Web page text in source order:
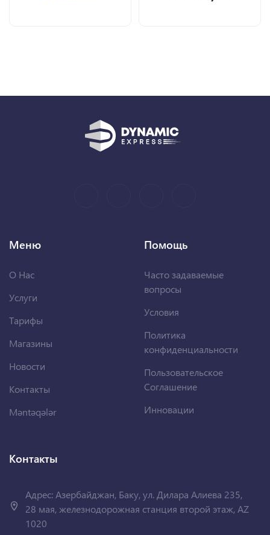
Меню
О Нас
Услуги
Тарифы
Магазины
Новости
Контакты
Məntəqələr
Помощь
Часто задаваемые
вопросы
Условия
Политика
конфиденциальности
Пользовательское
Соглашение
Инновации
Контакты
Адрес: Азербайджан, Баку, ул. Дилара Алиева 235,
28 мая, железнодорожная станция второй этаж, AZ
1020